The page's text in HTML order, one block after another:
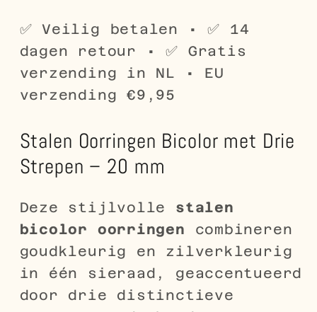
20
mm
Goudkleurig
Zilverkleurig
20
mm
Goudkleurig
&amp;
Zilverkleurig
✅ Veilig betalen • ✅ 14
dagen retour • ✅ Gratis
verzending in NL • EU
verzending €9,95
Stalen Oorringen Bicolor met Drie
Strepen – 20 mm
Deze stijlvolle stalen
bicolor oorringen combineren
goudkleurig en zilverkleurig
in één sieraad, geaccentueerd
door drie distinctieve